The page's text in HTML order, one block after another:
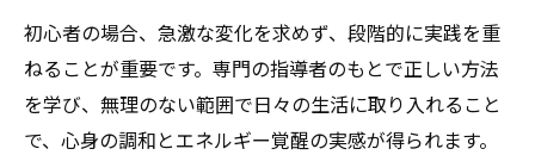
プローチ
病気快癒に役立つ天啓気功治療法の活用法
解説
エネルギーワークによる快癒体験と天啓気
初心者の場合、急激な変化を求めず、段階的に実践を重
ねることが重要です。専門の指導者のもとで正しい方法
を学び、無理のない範囲で日々の生活に取り入れること
で、心身の調和とエネルギー覚醒の実感が得られます。